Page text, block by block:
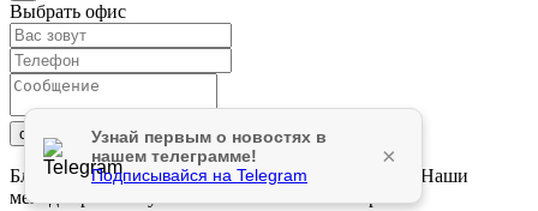
Выбрать офис
Благодарим за обращение в БЦ "Ханой-Москва". Наши
менеджеры свяжутся с вами в ближайшее время.
Узнай первым о новостях в
нашем телеграмме!
Подписывайся на Telegram
×